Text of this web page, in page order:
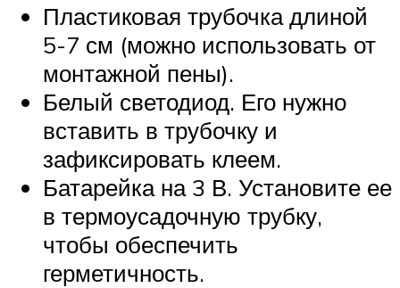
Пластиковая трубочка длиной
5-7 см (можно использовать от
монтажной пены).
Белый светодиод. Его нужно
вставить в трубочку и
зафиксировать клеем.
Батарейка на 3 В. Установите ее
в термоусадочную трубку,
чтобы обеспечить
герметичность.